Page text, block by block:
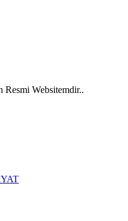
Resmi Websitemdir..